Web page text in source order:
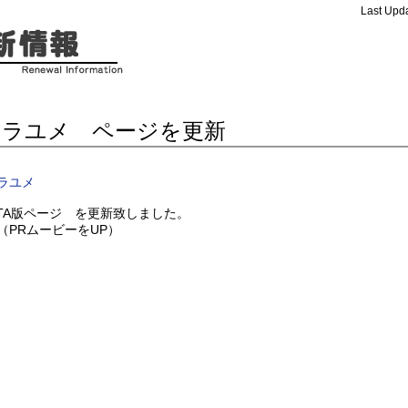
Last
ラユメ ページを更新
ユメ
版ページ を更新致しました。
PRムービーをUP）